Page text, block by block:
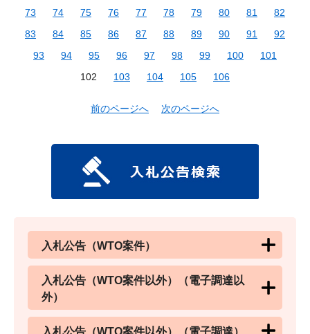
73
74 75 76 77 78 79 80 81
82
83
84 85 86 87 88 89 90 91
92
93
94 95 96 97 98 99 100
101
102
103 104 105 106
前のページへ 次のページへ
入札公告（WTO案件）
入札公告（WTO案件以外）（電子調達以
外）
入札公告（WTO案件以外）（電子調達）